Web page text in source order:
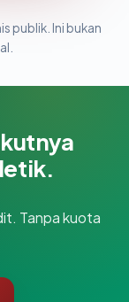
publik. Ini bukan
Tanpa kuota